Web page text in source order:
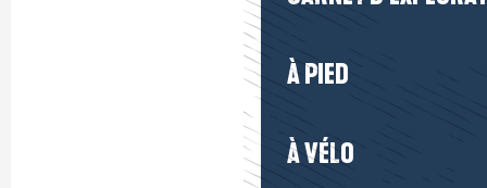
À PIED
À VÉLO